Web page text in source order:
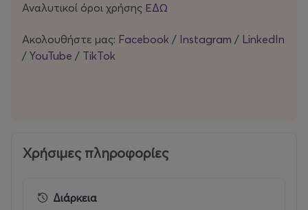
Αναλυτικοί όροι χρήσης ΕΔΩ
Ακολουθήστε μας: Facebook / Instagram / LinkedIn
/ YouTube / TikTok
Χρήσιμες πληροφορίες
Διάρκεια